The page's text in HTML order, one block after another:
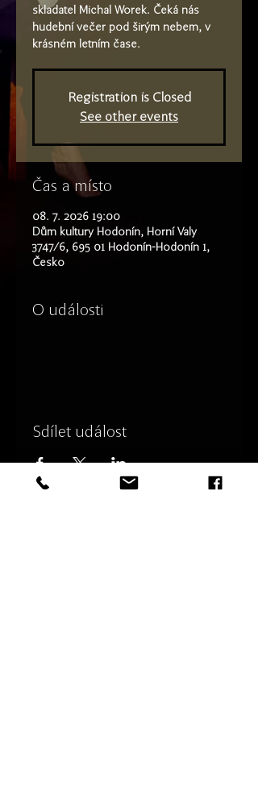
skladatel Michal Worek. Čeká nás
hudební večer pod širým nebem, v
krásném letním čase.
Registration is Closed
See other events
Čas a místo
08. 7. 2026 19:00
Dům kultury Hodonín, Horní Valy
3747/6, 695 01 Hodonín-Hodonín 1,
Česko
O události
Sdílet událost